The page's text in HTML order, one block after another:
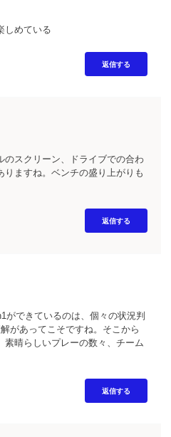
しめている
返信する
のスクリーン、ドライブでの合わ
ますね。ベンチの盛り上がりも
返信する
ができているのは、個々の状況判
があってこそですね。そこから
素晴らしいプレーの数々、チーム
返信する